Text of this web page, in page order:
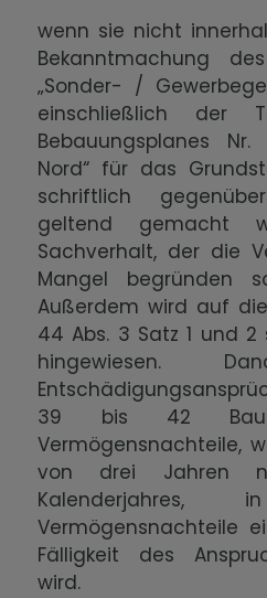
wenn sie nicht
Bekanntmachung
„Sonder- /
einschließlich der
Bebauungsplanes Nr.
Nord“ für das
schriftlich
geltend gemacht
Sachverhalt, der die
Mangel begründen
Außerdem wird auf
44 Abs. 3 Satz 1 und 2
hingewiesen.
39 bis 42
Vermögensnachteile,
von drei Jahren
Vermögensnachteile
Fälligkeit des
wird.